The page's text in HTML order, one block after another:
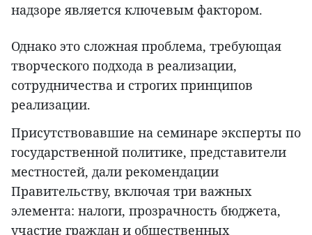
надзоре является ключевым фактором.
Однако это сложная проблема, требующая
творческого подхода в реализации,
сотрудничества и строгих принципов
реализации.
Присутствовавшие на семинаре эксперты по
государственной политике, представители
местностей, дали рекомендации
Правительству, включая три важных
элемента: налоги, прозрачность бюджета,
участие граждан и общественных